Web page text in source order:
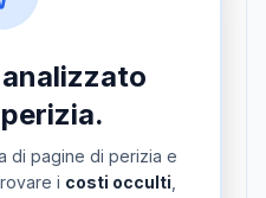
di pagine di perizia e
i costi occulti